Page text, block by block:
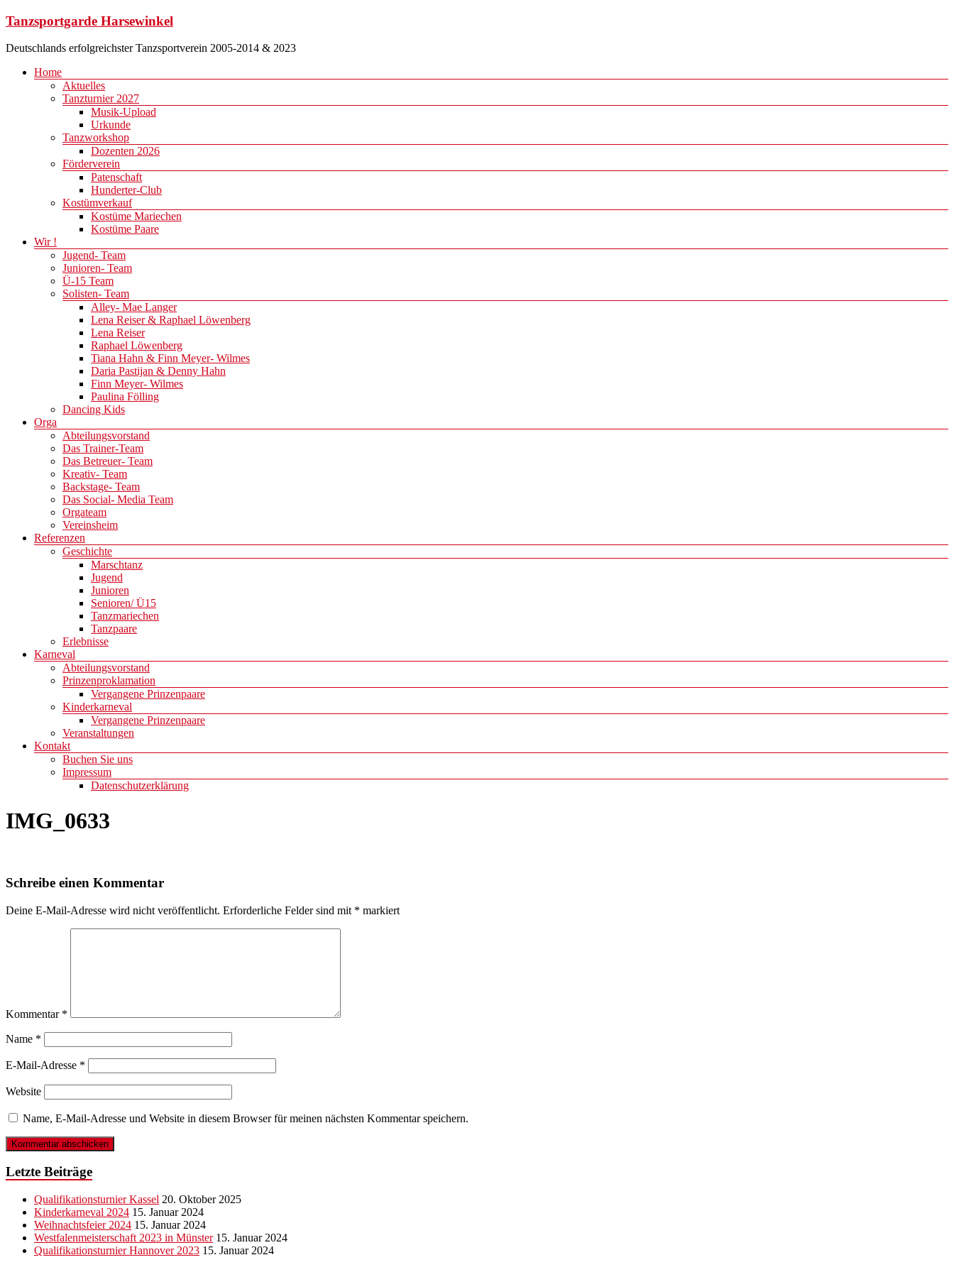
Zum
springen
Tanzsportgarde Harsewinkel
Deutschlands erfolgreichster Tanzsportverein 2005-2014 & 2023
Menü
Home
Aktuelles
Tanzturnier 2027
Musik-Upload
Urkunde
Tanzworkshop
Dozenten 2026
Förderverein
Patenschaft
Hunderter-Club
Kostümverkauf
Kostüme Mariechen
Kostüme Paare
Wir !
Jugend- Team
Junioren- Team
Ü-15 Team
Solisten- Team
Alley- Mae Langer
Lena Reiser & Raphael Löwenberg
Lena Reiser
Raphael Löwenberg
Tiana Hahn & Finn Meyer- Wilmes
Daria Pastijan & Denny Hahn
Finn Meyer- Wilmes
Paulina Fölling
Dancing Kids
Orga
Abteilungsvorstand
Das Trainer-Team
Das Betreuer- Team
Kreativ- Team
Backstage- Team
Das Social- Media Team
Orgateam
Vereinsheim
Referenzen
Geschichte
Marschtanz
Jugend
Junioren
Senioren/ Ü15
Tanzmariechen
Tanzpaare
Erlebnisse
Karneval
Abteilungsvorstand
Prinzenproklamation
Vergangene Prinzenpaare
Kinderkarneval
Vergangene Prinzenpaare
Veranstaltungen
Kontakt
Buchen Sie uns
Impressum
Datenschutzerklärung
IMG_0633
Schreibe einen Kommentar
Deine E-Mail-Adresse wird nicht veröffentlicht. Erforderliche Felder sind mit * markiert
Kommentar *
Name *
E-Mail-Adresse *
Website
Name, E-Mail-Adresse und Website in diesem Browser für meinen nächsten Kommentar speichern.
Letzte Beiträge
Qualifikationsturnier Kassel 20. Oktober 2025
Kinderkarneval 2024 15. Januar 2024
Weihnachtsfeier 2024 15. Januar 2024
Westfalenmeisterschaft 2023 in Münster 15. Januar 2024
Qualifikationsturnier Hannover 2023 15. Januar 2024